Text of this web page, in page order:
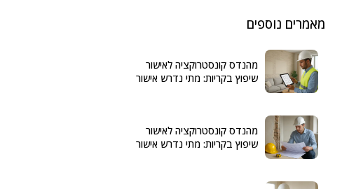
מאמרים נוספים
מהנדס קונסטרוקציה לאישור
שיפוץ בקריות: מתי נדרש אישור
מהנדס קונסטרוקציה לאישור
שיפוץ בקריות: מתי נדרש אישור